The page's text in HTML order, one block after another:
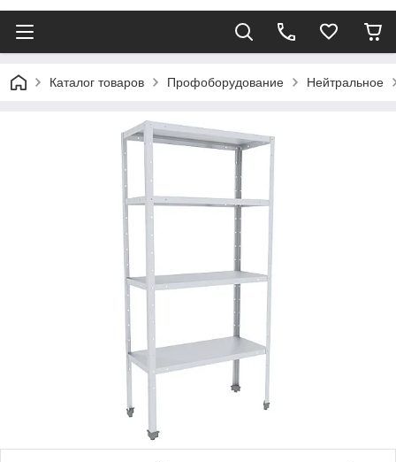
Каталог товаров Профоборудование Нейтральное